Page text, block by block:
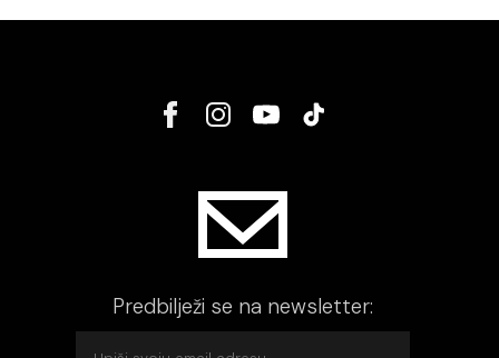
Predbilježi se na newsletter: